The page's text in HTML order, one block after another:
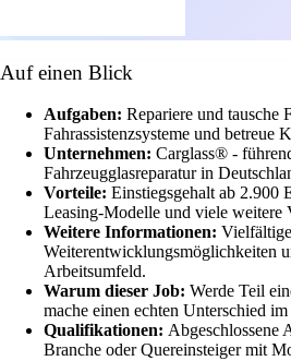
Auf einen Blick
Aufgaben: Repariere und tausche
Fahrassistenzsysteme und betreue
Unternehmen: Carglass® -
Fahrzeugglasreparatur in
Vorteile: Einstiegsgehalt ab 2.900
Leasing-Modelle und viele weitere
Weitere Informationen: Vielfältige
Weiterentwicklungsmöglichkeiten
Arbeitsumfeld.
Warum dieser Job: Werde Teil
mache einen echten Unterschied
Qualifikationen: Abgeschlossene
Branche oder Quereinsteiger mit